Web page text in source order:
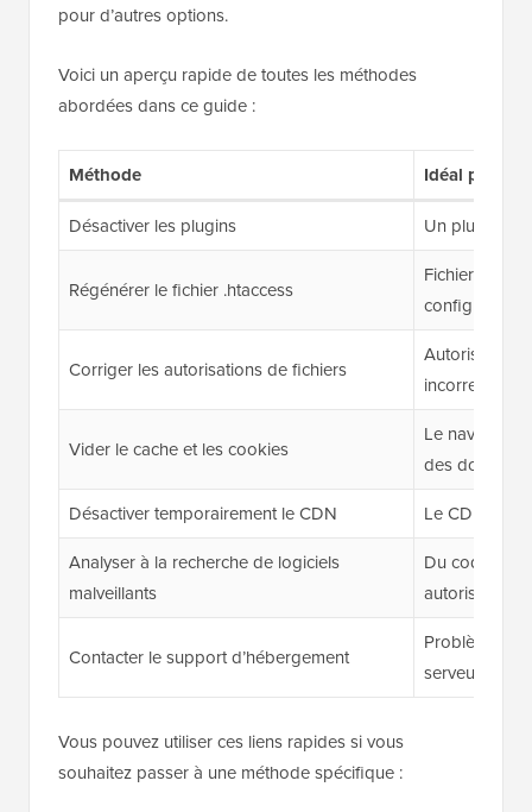
pour d’autres options.
Voici un aperçu rapide de toutes les méthodes
abordées dans ce guide :
Méthode
Idéal pour
Désactiver les plugins
Un plugin de
Régénérer le fichier .htaccess
Fichier
configuré
Corriger les autorisations de fichiers
Autorisations
incorrectes
Vider le cache et les cookies
Le
des données
Désactiver temporairement le CDN
Le CDN
Analyser à la recherche de logiciels
malveillants
Du code
autorisations
Contacter le support d’hébergement
Problèmes
serveur
Vous pouvez utiliser ces liens rapides si vous
souhaitez passer à une méthode spécifique :